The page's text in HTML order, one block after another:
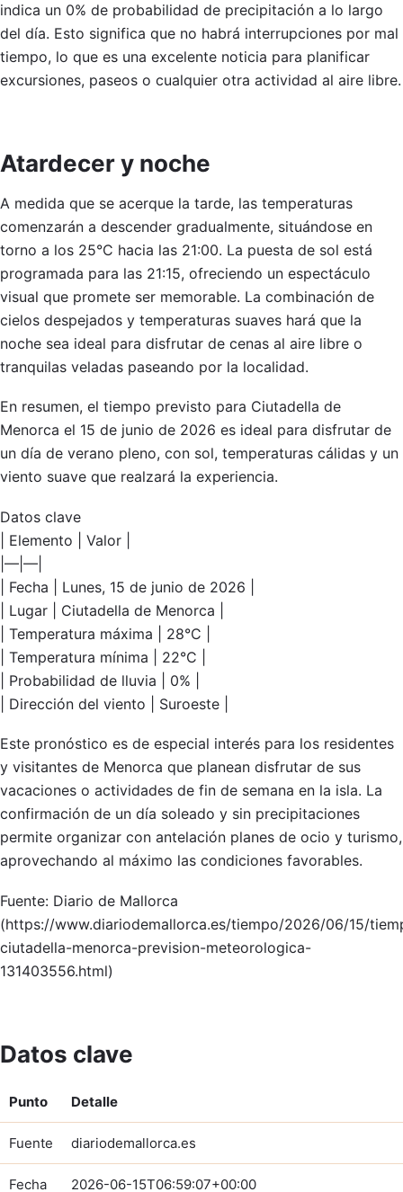
indica un 0% de probabilidad de precipitación a lo largo
del día. Esto significa que no habrá interrupciones por mal
tiempo, lo que es una excelente noticia para planificar
excursiones, paseos o cualquier otra actividad al aire libre.
Atardecer y noche
A medida que se acerque la tarde, las temperaturas
comenzarán a descender gradualmente, situándose en
torno a los 25°C hacia las 21:00. La puesta de sol está
programada para las 21:15, ofreciendo un espectáculo
visual que promete ser memorable. La combinación de
cielos despejados y temperaturas suaves hará que la
noche sea ideal para disfrutar de cenas al aire libre o
tranquilas veladas paseando por la localidad.
En resumen, el tiempo previsto para Ciutadella de
Menorca el 15 de junio de 2026 es ideal para disfrutar de
un día de verano pleno, con sol, temperaturas cálidas y un
viento suave que realzará la experiencia.
Datos clave
| Elemento | Valor |
|—|—|
| Fecha | Lunes, 15 de junio de 2026 |
| Lugar | Ciutadella de Menorca |
| Temperatura máxima | 28°C |
| Temperatura mínima | 22°C |
| Probabilidad de lluvia | 0% |
| Dirección del viento | Suroeste |
Este pronóstico es de especial interés para los residentes
y visitantes de Menorca que planean disfrutar de sus
vacaciones o actividades de fin de semana en la isla. La
confirmación de un día soleado y sin precipitaciones
permite organizar con antelación planes de ocio y turismo,
aprovechando al máximo las condiciones favorables.
Fuente: Diario de Mallorca
(https://www.diariodemallorca.es/tiempo/2026/06/15/
ciutadella-menorca-prevision-meteorologica-
131403556.html)
Datos clave
Punto Detalle
Fuente diariodemallorca.es
Fecha 2026-06-15T06:59:07+00:00